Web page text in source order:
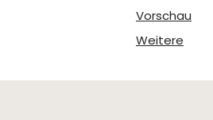
Vorschau
Weitere